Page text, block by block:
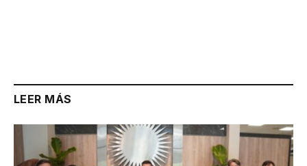
LEER MÁS